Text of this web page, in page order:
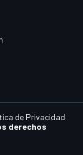
derechos
de Privacidad